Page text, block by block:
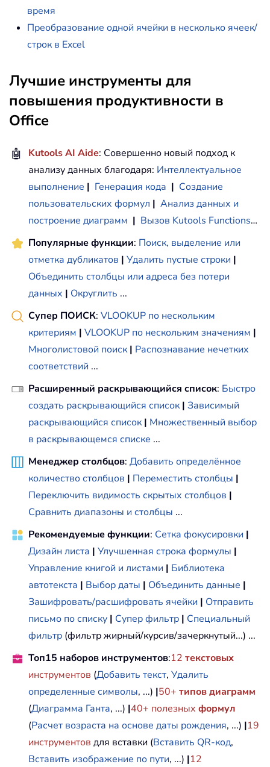
время
Преобразование одной ячейки в несколько ячеек/
строк в Excel
Лучшие инструменты для
повышения продуктивности в
Office
🤖 Kutools AI Aide: Совершенно новый подход к
анализу данных благодаря: Интеллектуальное
выполнение | Генерация кода | Создание
пользовательских формул | Анализ данных и
построение диаграмм | Вызов Kutools Functions…
Популярные функции: Поиск, выделение или
отметка дубликатов | Удалить пустые строки |
Объединить столбцы или адреса без потери
данных | Округлить ...
Супер ПОИСК: VLOOKUP по нескольким
критериям | VLOOKUP по нескольким значениям |
Многолистовой поиск | Распознавание нечетких
соответствий ...
Расширенный раскрывающийся список: Быстро
создать раскрывающийся список | Зависимый
раскрывающийся список | Множественный выбор
в раскрывающемся списке ...
Менеджер столбцов: Добавить определённое
количество столбцов | Переместить столбцы |
Переключить видимость скрытых столбцов |
Сравнить диапазоны и столбцы ...
Рекомендуемые функции: Сетка фокусировки |
Дизайн листа | Улучшенная строка формулы |
Управление книгой и листами | Библиотека
автотекста | Выбор даты | Объединить данные |
Зашифровать/расшифровать ячейки | Отправить
письмо по списку | Супер фильтр | Специальный
фильтр (фильтр жирный/курсив/зачеркнутый...) ...
Топ15 наборов инструментов:12 текстовых
инструментов (Добавить текст, Удалить
определенные символы, ...) |50+ типов диаграмм
(Диаграмма Ганта, ...) |40+ полезных формул
(Расчет возраста на основе даты рождения, ...) |19
инструментов для вставки (Вставить QR-код,
Вставить изображение по пути, ...) |12